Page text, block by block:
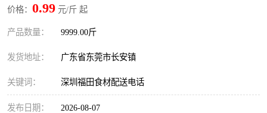
价格： 0.99 元/斤 起
产品数量： 9999.00斤
发货地址： 广东省东莞市长安镇
关键词： 深圳福田食材配送电话
发布日期： 2026-08-07